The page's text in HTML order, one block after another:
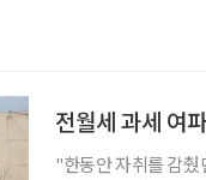
전월세 과세 여
"한동안 자취를 감췄